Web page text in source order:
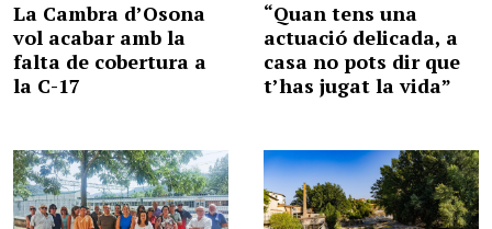
La Cambra d’Osona
vol acabar amb la
falta de cobertura a
la C-17
“Quan tens una
actuació delicada, a
casa no pots dir que
t’has jugat la vida”